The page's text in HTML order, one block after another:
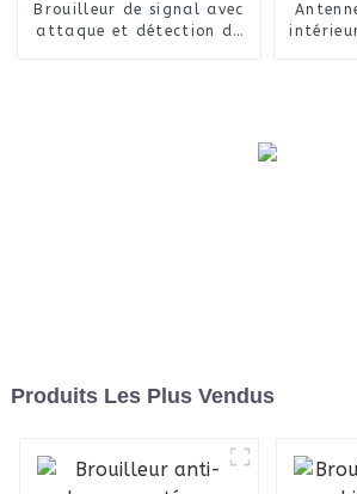
Brouilleur de signal avec
attaque et détection de
Produits Les Plus Vendus